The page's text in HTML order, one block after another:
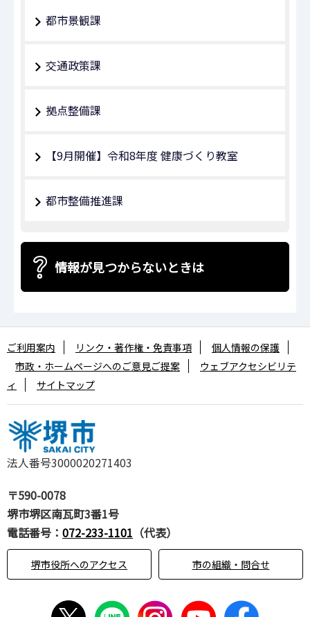
都市景観課
交通政策課
拠点整備課
【9月開催】令和8年度 健康づくり教室
都市整備推進課
情報が見つからないときは
法人番号3000020271403
〒590-0078
堺市堺区南瓦町3番1号
電話番号： 072-233-1101 （代表）
堺市役所へのアクセス 市の組織・問合せ
ご利用案内 リンク・著作権・免責事項
個人情報の保護
市政・ホームページへのご意見ご提案
ウェブアクセシビリテ
ィ
サイトマップ